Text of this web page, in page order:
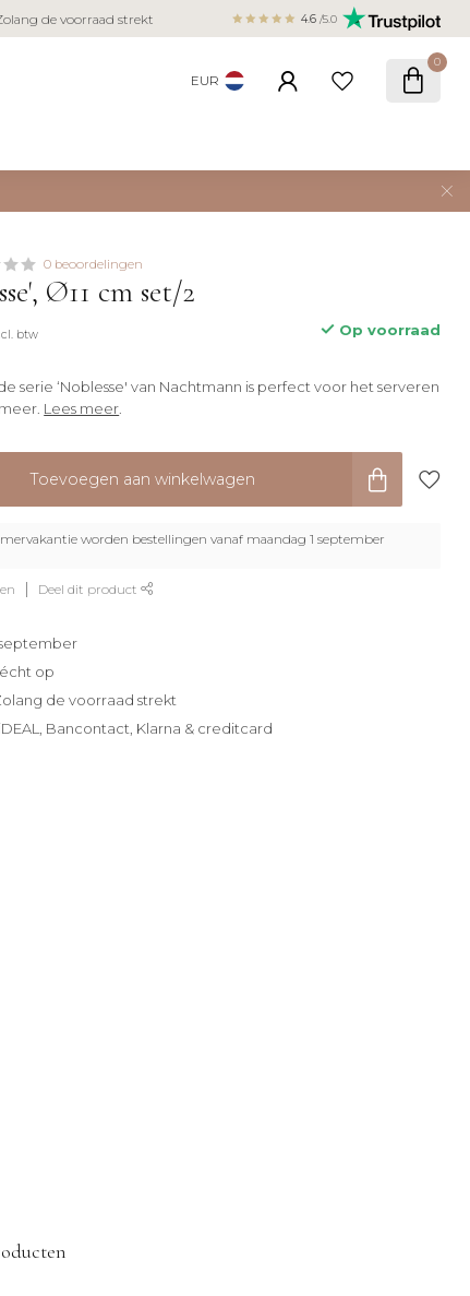
de voorraad strekt Veilig betalen met iDEAL, Bancontact,
creditcard 4.6 /5.0
EUR
0
0 beoordelingen
Ø11 cm set/2
btw Op voorraad
serie ‘Noblesse' van Nachtmann is perfect voor het serveren
Lees meer
Toevoegen aan winkelwagen
worden bestellingen vanaf maandag 1 september
Deel dit product
écht op
de voorraad strekt
Bancontact, Klarna & creditcard